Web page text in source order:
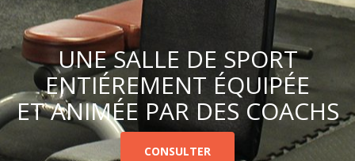
UNE SALLE DE SPORT
ENTIÉREMENT ÉQUIPÉE
ET ANIMÉE PAR DES COACHS
CONSULTER